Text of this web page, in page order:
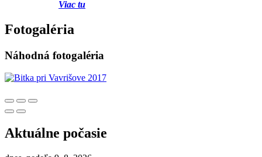
Viac tu
Fotogaléria
Náhodná fotogaléria
Aktuálne počasie